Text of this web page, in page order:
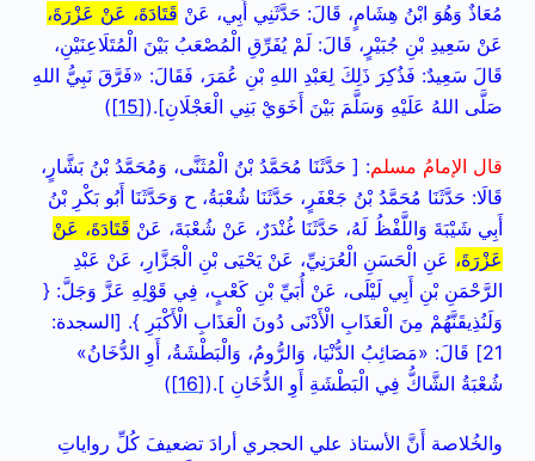
مُعَاذٌ وَهُوَ ابْنُ هِشَامٍ، قَالَ: حَدَّثَنِي أَبِي، عَنْ قَتَادَةَ، عَنْ عَزْرَةَ،
عَنْ سَعِيدِ بْنِ جُبَيْرٍ، قَالَ: لَمْ يُفَرِّقِ الْمُصْعَبُ بَيْنَ الْمُتَلَاعِنَيْنِ،
قَالَ سَعِيدٌ: فَذُكِرَ ذَلِكَ لِعَبْدِ اللهِ بْنِ عُمَرَ، فَقَالَ: «فَرَّقَ نَبِيُّ اللهِ
صَلَّى اللهُ عَلَيْهِ وَسَلَّمَ بَيْنَ أَخَوَيْ بَنِي الْعَجْلَانِ].([15]
)
قال الإمامُ مسلم: [ حَدَّثَنَا مُحَمَّدُ بْنُ الْمُثَنَّى، وَمُحَمَّدُ بْنُ بَشَّارٍ،
قَالَا: حَدَّثَنَا مُحَمَّدُ بْنُ جَعْفَرٍ، حَدَّثَنَا شُعْبَةُ، ح وَحَدَّثَنَا أَبُو بَكْرِ بْنُ
أَبِي شَيْبَةَ وَاللَّفْظُ لَهُ، حَدَّثَنَا غُنْدَرٌ، عَنْ شُعْبَةَ، عَنْ قَتَادَةَ، عَنْ
عَزْرَةَ، عَنِ الْحَسَنِ الْعُرَنِيِّ، عَنْ يَحْيَى بْنِ الْجَزَّارِ، عَنْ عَبْدِ
الرَّحْمَنِ بْنِ أَبِي لَيْلَى، عَنْ أُبَيِّ بْنِ كَعْبٍ، فِي قَوْلِهِ عَزَّ وَجَلَّ: {
وَلَنُذِيقَنَّهُمْ مِنَ الْعَذَابِ الْأَدْنَى دُونَ الْعَذَابِ الْأَكْبَرِ }. [السجدة:
21] قَالَ: «مَصَائِبُ الدُّنْيَا، وَالرُّومُ، وَالْبَطْشَةُ، أَوِ الدُّخَانُ»
شُعْبَةُ الشَّاكُّ فِي الْبَطْشَةِ أَوِ الدُّخَانِ ].([16]
)
والخُلاصة أَنَّ الأستاذ علي الحجري أرادَ تضعيفَ كُلِّ رواياتِ